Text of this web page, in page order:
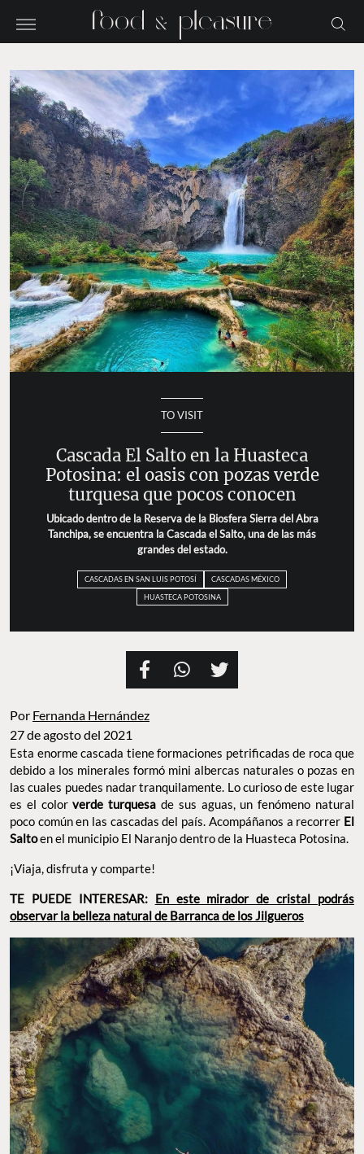
TO VISIT
Cascada El Salto en la Huasteca
Potosina: el oasis con pozas verde
turquesa que pocos conocen
Ubicado dentro de la Reserva de la Biosfera Sierra del Abra
Tanchipa, se encuentra la Cascada el Salto, una de las más
grandes del estado.
CASCADAS EN SAN LUIS POTOSÍ
CASCADAS MÉXICO
HUASTECA POTOSINA
Por Fernanda Hernández
27 de agosto del 2021
Esta enorme cascada tiene formaciones petrificadas de roca que
debido a los minerales formó mini albercas naturales o pozas en
las cuales puedes nadar tranquilamente. Lo curioso de este lugar
es el colorverde turquesa de sus aguas, un fenómeno natural
poco común en las cascadas del país. Acompáñanos a recorrer El
Saltoen el municipio El Naranjo dentro de la Huasteca Potosina.
¡Viaja, disfruta y comparte!
TE PUEDE INTERESAR: En este mirador de cristal podrás
observar la belleza natural de Barranca de los Jilgueros